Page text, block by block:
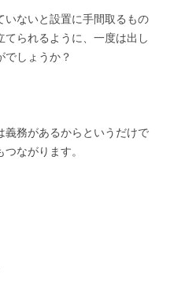
いないと設置に手間取るもの
られるように、一度は出し
でしょうか？
務があるからというだけで
ながります。